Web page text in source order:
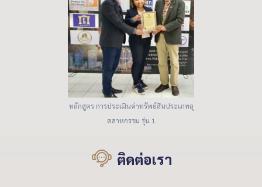
หลักสูตร การประเมินค่าทรัพย์สินประเภทอุ
ตสาหกรรม รุ่น 1
ติดต่อเรา